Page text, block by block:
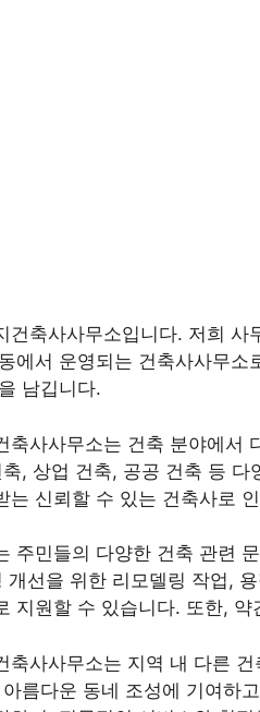
건축사사무소입니다. 저희
에서 운영되는 건축사사무
남깁니다.
축사사무소는 건축 분야에서
, 상업 건축, 공공 건축 등
는 신뢰할 수 있는 건축사로
주민들의 다양한 건축 관련
개선을 위한 리모델링 작업,
지원할 수 있습니다. 또한,
축사사무소는 지역 내 다른
름다운 동네 조성에 기여하